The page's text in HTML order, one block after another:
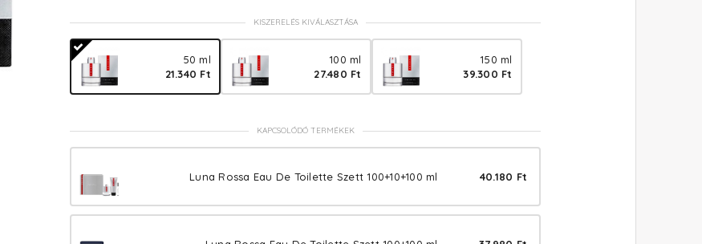
KISZERELÉS KIVÁLASZTÁSA
50 ml
21.340 Ft
100 ml
27.480 Ft
150 ml
39.300 Ft
KAPCSOLÓDÓ TERMÉKEK
Luna Rossa Eau De Toilette Szett 100+10+100 ml 40.180 Ft